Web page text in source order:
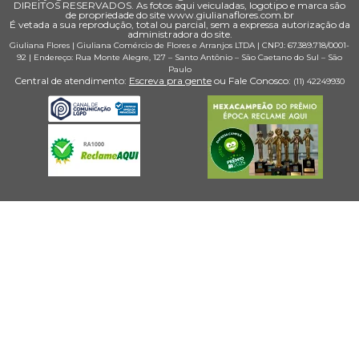
DIREITOS RESERVADOS. As fotos aqui veiculadas, logotipo e marca são
de propriedade do site www.giulianaflores.com.br
É vetada a sua reprodução, total ou parcial, sem a expressa autorização da
administradora do site.
Giuliana Flores | Giuliana Comércio de Flores e Arranjos LTDA | CNPJ: 67.389.718/0001­
92 | Endereço: Rua Monte Alegre, 127 – Santo Antônio – São Caetano do Sul – São
Paulo
Central de atendimento: Escreva pra gente ou Fale Conosco: (11) 4224­9930